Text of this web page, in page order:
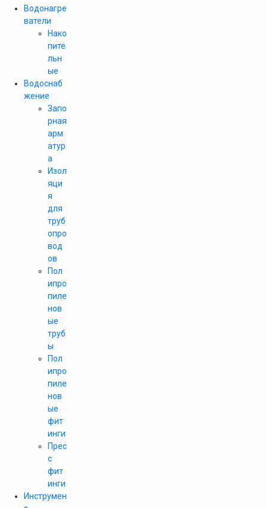
Водонагре
ватели
Нако
пите
льн
ые
Водоснаб
жение
Запо
рная
арм
атур
а
Изол
яци
я
для
труб
опро
вод
ов
Пол
ипро
пиле
нов
ые
труб
ы
Пол
ипро
пиле
нов
ые
фит
инги
Прес
с
фит
инги
Инструмен